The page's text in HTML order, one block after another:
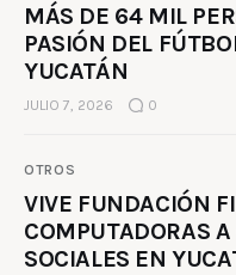
MÁS DE 64 MIL
PASIÓN DEL
YUCATÁN
JULIO 7, 2026 0
OTROS
VIVE FUNDACIÓN
COMPUTADORAS
SOCIALES EN